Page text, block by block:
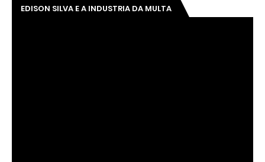
EDISON SILVA E A INDUSTRIA DA MULTA